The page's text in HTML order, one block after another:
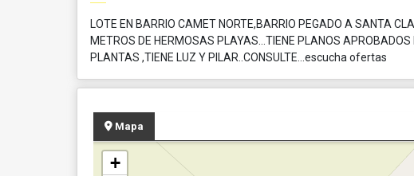
LOTE EN BARRIO CAMET NORTE,BARRIO PEGADO A SANTA
METROS DE HERMOSAS PLAYAS...TIENE PLANOS
PLANTAS ,TIENE LUZ Y PILAR..CONSULTE...escucha ofertas
Mapa
+